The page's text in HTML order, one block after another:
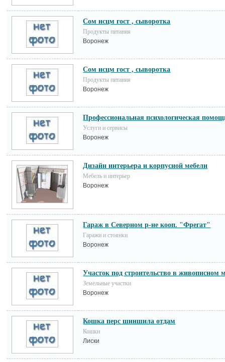
Сом исцм гост , сыворотка
Продукты питания
Воронеж
Сом исцм гост , сыворотка
Продукты питания
Воронеж
Профессиональная психологическая
Услуги и сервисы
Воронеж
Дизайн интерьера и корпусной мебели
Мебель и интерьер
Воронеж
Гараж в Северном р-не кооп. "Фрегат"
Гаражи и стоянки
Воронеж
Участок под строительство в живописном
Земельные участки
Воронеж
Кошка перс шиншила отдам
Кошки
Лиски